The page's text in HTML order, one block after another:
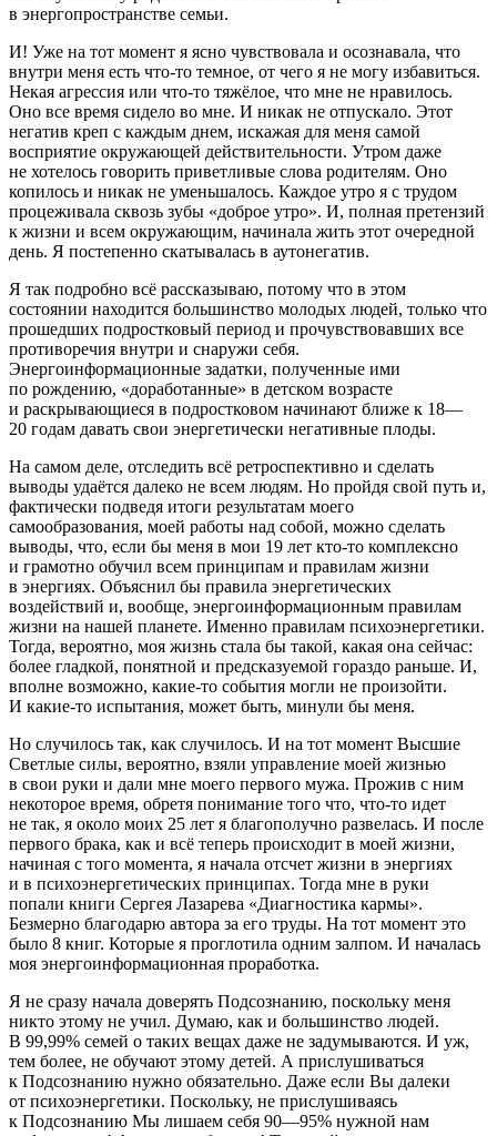
в энергопространстве семьи.
И! Уже на тот момент я ясно чувствовала и осознавала, что
внутри меня есть что-то темное, от чего я не могу избавиться.
Некая агрессия или что-то тяжёлое, что мне не нравилось.
Оно все время сидело во мне. И никак не отпускало. Этот
негатив креп с каждым днем, искажая для меня самой
восприятие окружающей действительности. Утром даже
не хотелось говорить приветливые слова родителям. Оно
копилось и никак не уменьшалось. Каждое утро я с трудом
процеживала сквозь зубы «доброе утро». И, полная претензий
к жизни и всем окружающим, начинала жить этот очередной
день. Я постепенно скатывалась в аутонегатив.
Я так подробно всё рассказываю, потому что в этом
состоянии находится большинство молодых людей, только что
прошедших подростковый период и прочувствовавших все
противоречия внутри и снаружи себя.
Энергоинформационные задатки, полученные ими
по рождению, «доработанные» в детском возрасте
и раскрывающиеся в подростковом начинают ближе к 18—
20 годам давать свои энергетически негативные плоды.
На самом деле, отследить всё ретроспективно и сделать
выводы удаётся далеко не всем людям. Но пройдя свой путь и,
фактически подведя итоги результатам моего
самообразования, моей работы над собой, можно сделать
выводы, что, если бы меня в мои 19 лет кто-то комплексно
и грамотно обучил всем принципам и правилам жизни
в энергиях. Объяснил бы правила энергетических
воздействий и, вообще, энергоинформационным правилам
жизни на нашей планете. Именно правилам психоэнергетики.
Тогда, вероятно, моя жизнь стала бы такой, какая она сейчас:
более гладкой, понятной и предсказуемой гораздо раньше. И,
вполне возможно, какие-то события могли не произойти.
И какие-то испытания, может быть, минули бы меня.
Но случилось так, как случилось. И на тот момент Высшие
Светлые силы, вероятно, взяли управление моей жизнью
в свои руки и дали мне моего первого мужа. Прожив с ним
некоторое время, обретя понимание того что, что-то идет
не так, я около моих 25 лет я благополучно развелась. И после
первого брака, как и всё теперь происходит в моей жизни,
начиная с того момента, я начала отсчет жизни в энергиях
и в психоэнергетических принципах. Тогда мне в руки
попали книги Сергея Лазарева «Диагностика кармы».
Безмерно благодарю автора за его труды. На тот момент это
было 8 книг. Которые я проглотила одним залпом. И началась
моя энергоинформационная проработка.
Я не сразу начала доверять Подсознанию, поскольку меня
никто этому не учил. Думаю, как и большинство людей.
В 99,99% семей о таких вещах даже не задумываются. И уж,
тем более, не обучают этому детей. А прислушиваться
к Подсознанию нужно обязательно. Даже если Вы далеки
от психоэнергетики. Поскольку, не прислушиваясь
к Подсознанию Мы лишаем себя 90—95% нужной нам